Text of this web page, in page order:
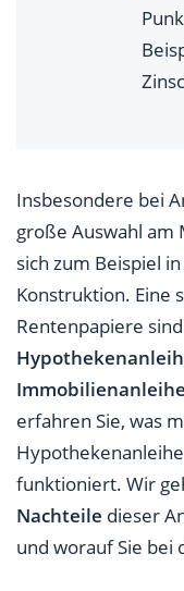
Insbesondere bei
große Auswahl am
sich zum Beispiel
Konstruktion. Eine
Rentenpapiere
erfahren Sie, was
funktioniert. Wir
Nachteile dieser
und worauf Sie bei